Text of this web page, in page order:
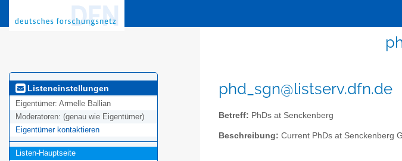
Listeneinstellungen
Eigentümer: Armelle Ballian
Moderatoren: (genau wie Eigentümer)
Eigentümer kontaktieren
Listen-Hauptseite
phd_sgn@listserv.dfn.de
Betreff: PhDs at Senckenberg
Beschreibung: Current PhDs at Senckenberg